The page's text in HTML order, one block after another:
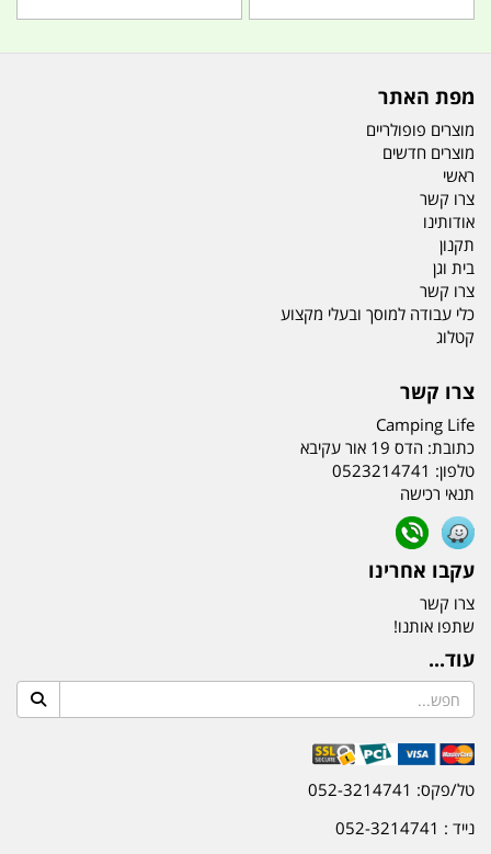
מפת האתר
מוצרים פופולריים
מוצרים חדשים
ראשי
צרו קשר
אודותינו
תקנון
בית וגן
צרו קשר
כלי עבודה למוסך ובעלי מקצוע
קטלוג
צרו קשר
Camping Life
כתובת: הדס 19 אור עקיבא
טלפון: 0523214741
תנאי רכישה
עקבו אחרינו
צרו קשר
שתפו אותנו!
עוד...
טל/פקס: 052-3214741
נייד : 052-3214741